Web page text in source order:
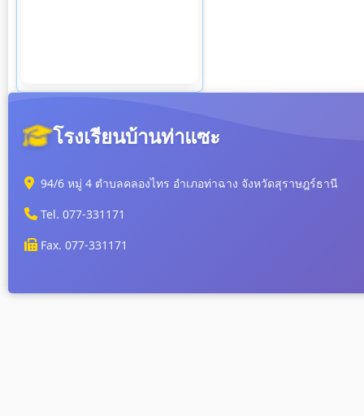
โรงเรียนบ้านท่าแซะ
94/6 หมู่ 4 ตำบลคลองไทร อำเภอท่าฉาง จังหวัดสุราษฎร์ธานี
Tel. 077-331171
Fax. 077-331171